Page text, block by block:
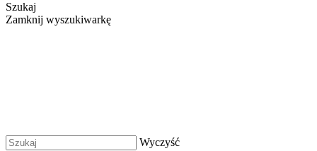
Szukaj
Zamknij wyszukiwarkę
Wyczyść